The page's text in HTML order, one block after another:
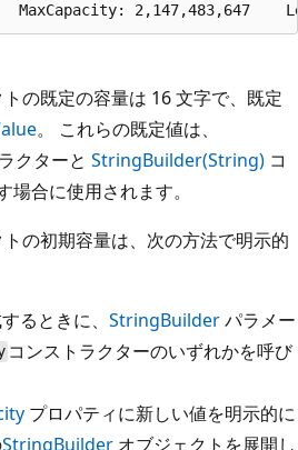
の既定の容量は 16 文字で、既定
。 これらの既定値は、
クターと StringBuilder(String) コ
合に使用されます。
の初期容量は、次の方法で明示的
るときに、 StringBuilderパラメー
コンストラクターのいずれかを呼び
プロパティに新しい値を明示的に
StringBuilder オブジェクトを展開し